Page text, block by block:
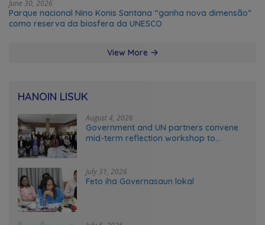
June 30, 2026
Parque nacional Nino Konis Santana “ganha nova dimensão”
como reserva da biosfera da UNESCO
View More
HANOIN LISUK
August 4, 2026
Government and UN partners convene
mid-term reflection workshop to
July 31, 2026
Feto iha Governasaun lokal